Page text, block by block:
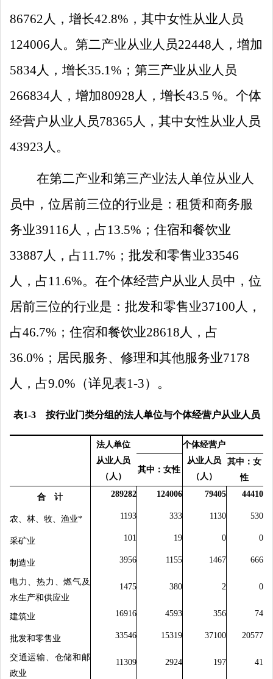
86762人，增长42.8% ，其中女性从业人员
124006人。第二产业从业人员22448人，增加
5834人，增长35.1% ；第三产业从业人员
266834人，增加80928人，增长43.5 %。个体
经营户从业人员78365人，其中女性从业人员
43923人。
在第二产业和第三产业法人单位从业人
员中，位居前三位的行业是： 租赁和商务服
务业39116人，占13.5% ； 住宿和餐饮业
33887人，占11.7% ； 批发和零售业33546
人，占11.6%。 在个体经营户从业人员中，位
居前三位的行业是：批发和零售业37100人，
占46.7% ；住宿和餐饮业28618人，占
36.0% ；居民服务、修理和其他服务业7178
人，占9.0% （详见表1-3）。
表1-3按行业门类分组的法人单位与个体经营户从业人员
法人单位
从业人员
（人）
个体经营户
从业人员
（人）
其中：女性
其中：女
性
合 计 289282 124006 79405 44410
农、林、牧、渔业* 1193 333 1130 530
采矿业 101 19 0 0
制造业 3956 1155 1467 666
电力、热力、燃气及
水生产和供应业
1475 380 2 0
建筑业 16916 4593 356 74
批发和零售业 33546 15319 37100 20577
交通运输、仓储和邮
政业
11309 2924 197 41